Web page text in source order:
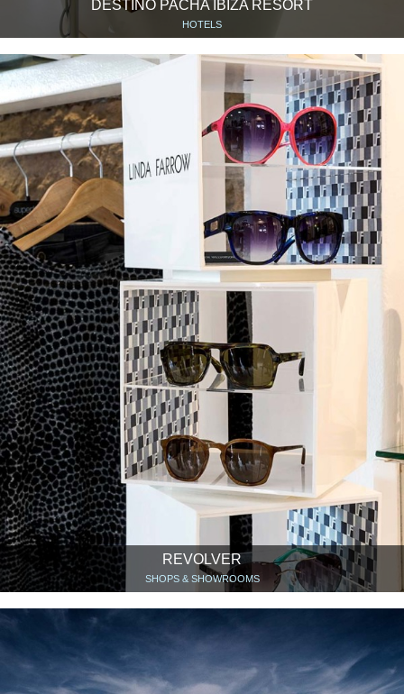
DESTINO PACHA IBIZA RESORT
HOTELS
REVOLVER
SHOPS & SHOWROOMS